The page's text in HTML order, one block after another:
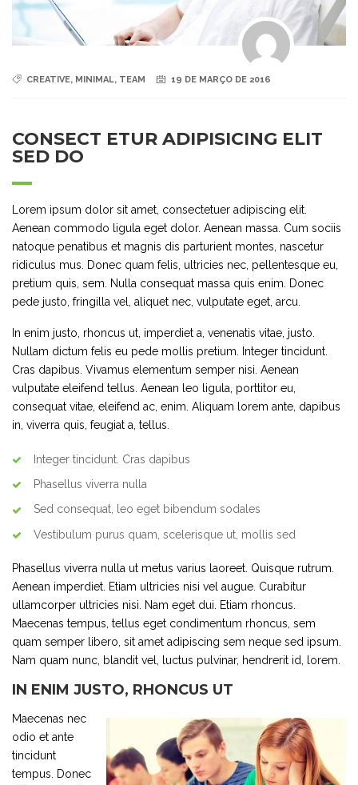
CREATIVE, MINIMAL, TEAM 19 DE MARÇO DE 2016
CONSECT ETUR ADIPISICING ELIT
SED DO
Lorem ipsum dolor sit amet, consectetuer adipiscing elit.
Aenean commodo ligula eget dolor. Aenean massa. Cum sociis
natoque penatibus et magnis dis parturient montes, nascetur
ridiculus mus. Donec quam felis, ultricies nec, pellentesque eu,
pretium quis, sem. Nulla consequat massa quis enim. Donec
pede justo, fringilla vel, aliquet nec, vulputate eget, arcu.
In enim justo, rhoncus ut, imperdiet a, venenatis vitae, justo.
Nullam dictum felis eu pede mollis pretium. Integer tincidunt.
Cras dapibus. Vivamus elementum semper nisi. Aenean
vulputate eleifend tellus. Aenean leo ligula, porttitor eu,
consequat vitae, eleifend ac, enim. Aliquam lorem ante, dapibus
in, viverra quis, feugiat a, tellus.
Integer tincidunt. Cras dapibus
Phasellus viverra nulla
Sed consequat, leo eget bibendum sodales
Vestibulum purus quam, scelerisque ut, mollis sed
Phasellus viverra nulla ut metus varius laoreet. Quisque rutrum.
Aenean imperdiet. Etiam ultricies nisi vel augue. Curabitur
ullamcorper ultricies nisi. Nam eget dui. Etiam rhoncus.
Maecenas tempus, tellus eget condimentum rhoncus, sem
quam semper libero, sit amet adipiscing sem neque sed ipsum.
Nam quam nunc, blandit vel, luctus pulvinar, hendrerit id, lorem.
IN ENIM JUSTO, RHONCUS UT
Maecenas nec
odio et ante
tincidunt
tempus. Donec